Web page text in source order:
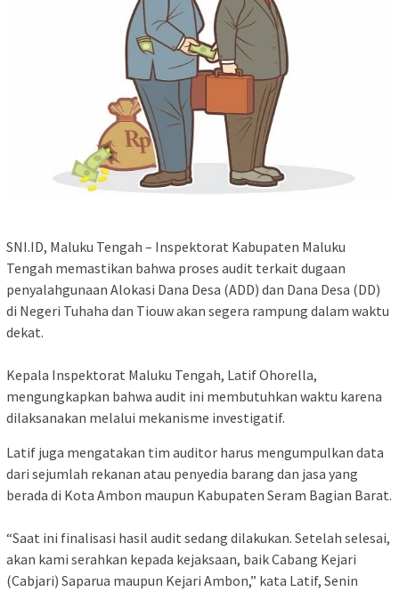
SNI.ID, Maluku Tengah – Inspektorat Kabupaten Maluku
Tengah memastikan bahwa proses audit terkait dugaan
penyalahgunaan Alokasi Dana Desa (ADD) dan Dana Desa (DD)
di Negeri Tuhaha dan Tiouw akan segera rampung dalam waktu
dekat.
Kepala Inspektorat Maluku Tengah, Latif Ohorella,
mengungkapkan bahwa audit ini membutuhkan waktu karena
dilaksanakan melalui mekanisme investigatif.
Latif juga mengatakan tim auditor harus mengumpulkan data
dari sejumlah rekanan atau penyedia barang dan jasa yang
berada di Kota Ambon maupun Kabupaten Seram Bagian Barat.
“Saat ini finalisasi hasil audit sedang dilakukan. Setelah selesai,
akan kami serahkan kepada kejaksaan, baik Cabang Kejari
(Cabjari) Saparua maupun Kejari Ambon,” kata Latif, Senin